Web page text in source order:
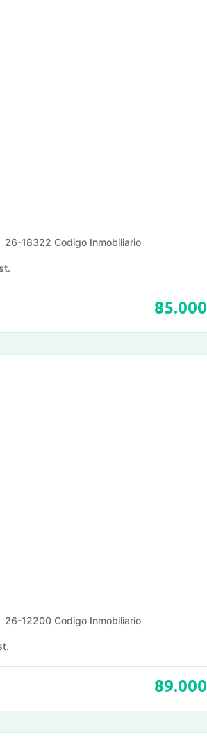
26-18322 Codigo Inmobiliario
85.000
26-12200 Codigo Inmobiliario
89.000